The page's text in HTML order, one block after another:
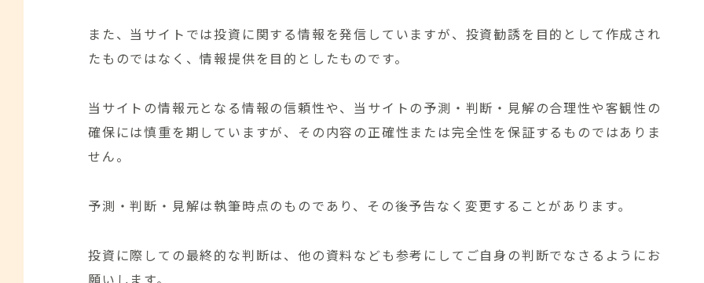
また、当サイトでは投資に関する情報を発信していますが、投資勧誘を目的として作成され
たものではなく、情報提供を目的としたものです。
当サイトの情報元となる情報の信頼性や、当サイトの予測・判断・見解の合理性や客観性の
確保には慎重を期していますが、その内容の正確性または完全性を保証するものではありま
せん。
予測・判断・見解は執筆時点のものであり、その後予告なく変更することがあります｡
投資に際しての最終的な判断は、他の資料なども参考にしてご自身の判断でなさるようにお
願いします。